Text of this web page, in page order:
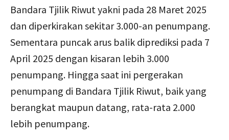
Bandara Tjilik Riwut yakni pada 28 Maret 2025
dan diperkirakan sekitar 3.000-an penumpang.
Sementara puncak arus balik diprediksi pada 7
April 2025 dengan kisaran lebih 3.000
penumpang. Hingga saat ini pergerakan
penumpang di Bandara Tjilik Riwut, baik yang
berangkat maupun datang, rata-rata 2.000
lebih penumpang.